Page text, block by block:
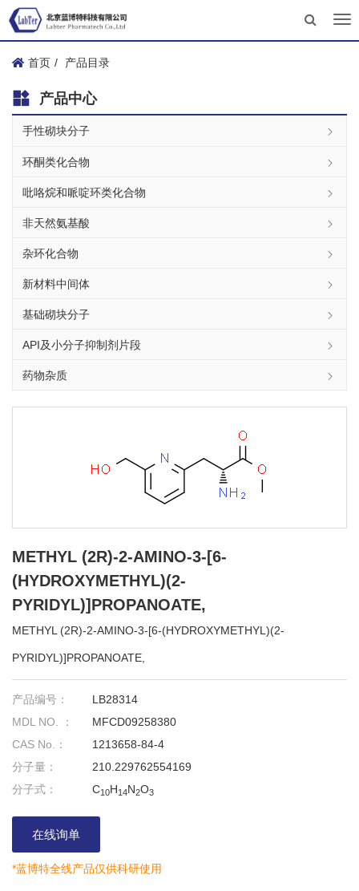
首页
产品目录
产品中心
手性砌块分子
环酮类化合物
吡咯烷和哌啶环类化合物
非天然氨基酸
杂环化合物
新材料中间体
基础砌块分子
API及小分子抑制剂片段
药物杂质
METHYL (2R)-2-AMINO-3-[6-
(HYDROXYMETHYL)(2-
PYRIDYL)]PROPANOATE,
METHYL (2R)-2-AMINO-3-[6-(HYDROXYMETHYL)(2-
PYRIDYL)]PROPANOATE,
产品编号：
LB28314
MDL NO. ：
MFCD09258380
CAS No.：
1213658-84-4
分子量：
210.229762554169
分子式：
C10H14N2O3
在线询单
*蓝博特全线产品仅供科研使用